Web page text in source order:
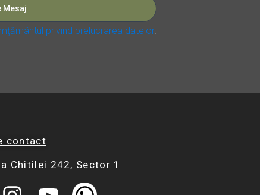
privind prelucrarea datelor.
contact
Chitilei 242, Sector 1